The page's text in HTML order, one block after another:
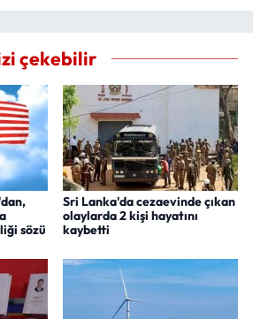
çekebilir
sözü
Sri Lanka'da cezaevinde çıkan
olaylarda 2 kişi hayatını
kaybetti